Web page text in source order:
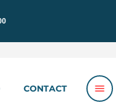
CONTACT menu